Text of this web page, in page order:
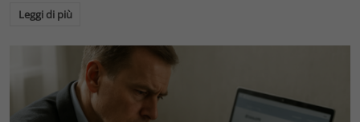
Leggi di più